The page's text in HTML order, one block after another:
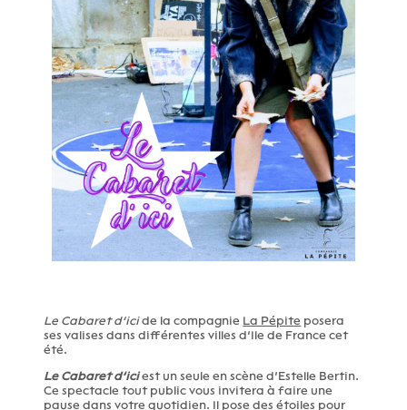
Le Cabaret d’icide la compagnie La Pépite posera
ses valises dans différentes villes d’Ile de France cet
été.
Le Cabaret d’ici est un seule en scène d’Estelle Bertin.
Ce spectacle tout public vous invitera à faire une
pause dans votre quotidien. Il pose des étoiles pour